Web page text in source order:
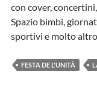
con cover,
Spazio bimbi,
sportivi e molto
FESTA DE L'UNITÀ